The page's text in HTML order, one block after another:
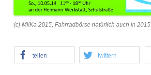
(c) MilKa 2015, Fahrradbörse natürlich auch in 2015
teilen twittern